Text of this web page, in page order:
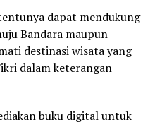
dapat mendukung
Bandara maupun
destinasi wisata yang
dalam keterangan
buku digital untuk